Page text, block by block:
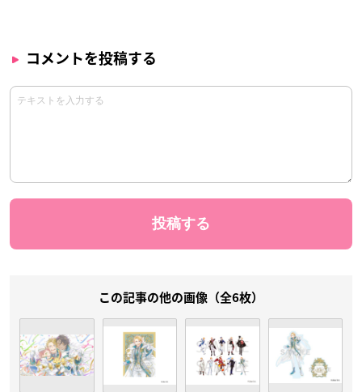
コメントを投稿する
この記事の他の画像（全6枚）